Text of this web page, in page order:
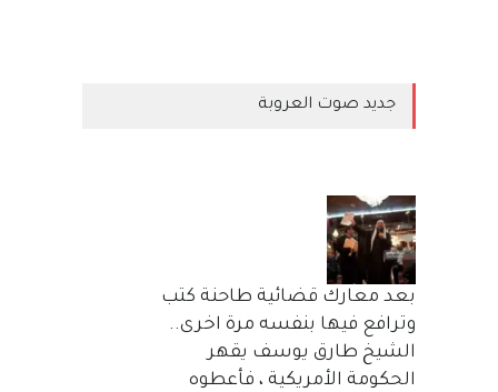
جديد صوت العروبة
بعد معارك قضائية طاحنة كتب
وترافع فيها بنفسه مرة اخرى..
الشيخ طارق يوسف يقهر
الحكومة الأمريكية ، فأعطوه